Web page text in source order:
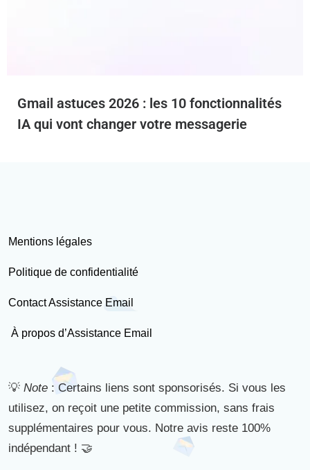
Gmail astuces 2026 : les 10 fonctionnalités
IA qui vont changer votre messagerie
Mentions légales
Politique de confidentialité
Contact Assistance Email
À propos d’Assistance Email
💡 Note : Certains liens sont sponsorisés. Si vous les
utilisez, on reçoit une petite commission, sans frais
supplémentaires pour vous. Notre avis reste 100%
indépendant ! 🤝